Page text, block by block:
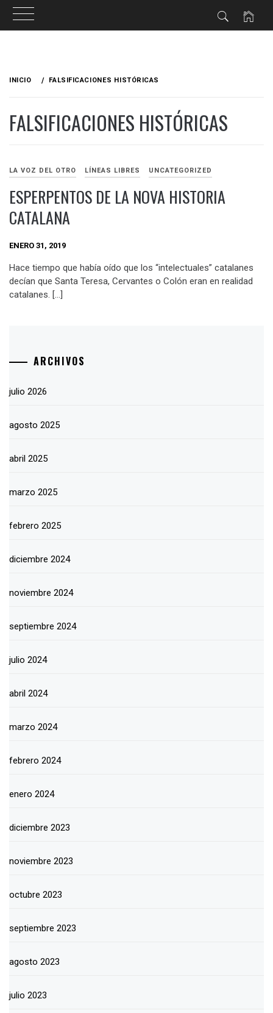
INICIO FALSIFICACIONES HISTÓRICAS
FALSIFICACIONES HISTÓRICAS
LA VOZ DEL OTRO LÍNEAS LIBRES UNCATEGORIZED
ESPERPENTOS DE LA NOVA HISTORIA
CATALANA
ENERO 31, 2019
Hace tiempo que había oído que los “intelectuales” catalanes
decían que Santa Teresa, Cervantes o Colón eran en realidad
catalanes. […]
ARCHIVOS
julio 2026
agosto 2025
abril 2025
marzo 2025
febrero 2025
diciembre 2024
noviembre 2024
septiembre 2024
julio 2024
abril 2024
marzo 2024
febrero 2024
enero 2024
diciembre 2023
noviembre 2023
octubre 2023
septiembre 2023
agosto 2023
julio 2023